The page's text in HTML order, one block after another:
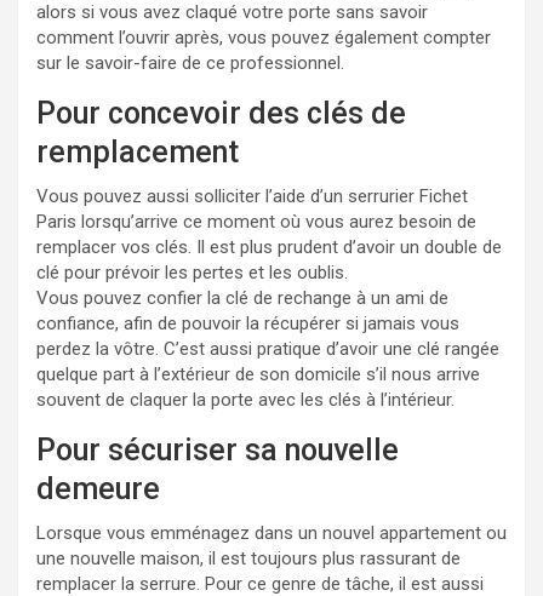
alors si vous avez claqué votre porte sans savoir
comment l’ouvrir après, vous pouvez également compter
sur le savoir-faire de ce professionnel.
Pour concevoir des clés de
remplacement
Vous pouvez aussi solliciter l’aide d’un serrurier Fichet
Paris lorsqu’arrive ce moment où vous aurez besoin de
remplacer vos clés. Il est plus prudent d’avoir un double de
clé pour prévoir les pertes et les oublis.
Vous pouvez confier la clé de rechange à un ami de
confiance, afin de pouvoir la récupérer si jamais vous
perdez la vôtre. C’est aussi pratique d’avoir une clé rangée
quelque part à l’extérieur de son domicile s’il nous arrive
souvent de claquer la porte avec les clés à l’intérieur.
Pour sécuriser sa nouvelle
demeure
Lorsque vous emménagez dans un nouvel appartement ou
une nouvelle maison, il est toujours plus rassurant de
remplacer la serrure. Pour ce genre de tâche, il est aussi